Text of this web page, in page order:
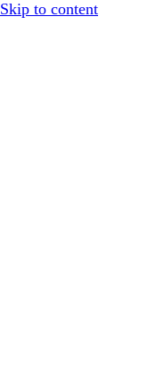
Skip to content